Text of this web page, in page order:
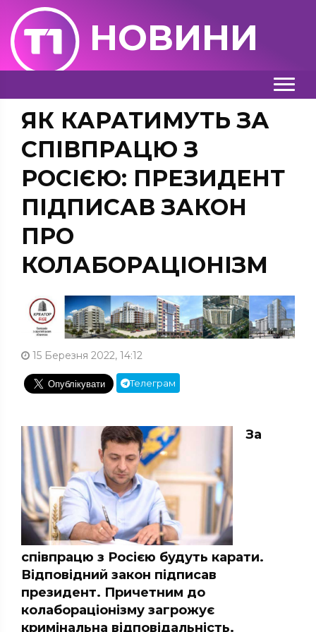
НОВИНИ
ЯК КАРАТИМУТЬ ЗА
СПІВПРАЦЮ З
РОСІЄЮ: ПРЕЗИДЕНТ
ПІДПИСАВ ЗАКОН
ПРО
КОЛАБОРАЦІОНІЗМ
15 Березня 2022, 14:12
Телеграм
За
співпрацю з Росією будуть карати.
Відповідний закон підписав
президент. Причетним до
колабораціонізму загрожує
кримінальна відповідальність.